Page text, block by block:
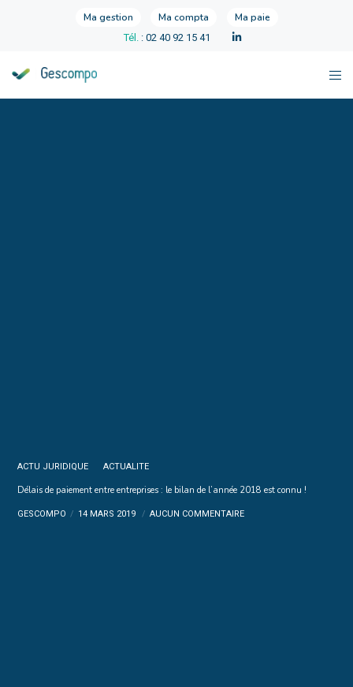
Ma gestion Ma compta Ma paie
Tél. : 02 40 92 15 41
ACTU JURIDIQUE ACTUALITE
Délais de paiement entre entreprises : le bilan de l’année 2018 est connu !
GESCOMPO 14 MARS 2019 AUCUN COMMENTAIRE